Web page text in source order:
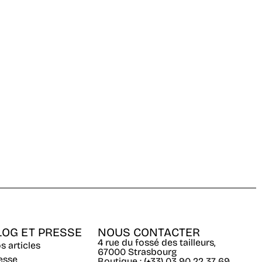
ET PRESSE
articles
NOUS CONTACTER
4 rue du fossé des tailleurs,
67000 Strasbourg